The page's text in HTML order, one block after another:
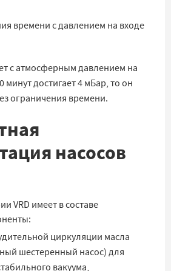
времени с давлением на входе
с атмосферным давлением на
минут достигает 4 мБар, то он
ограничения времени.
насосов
VRD имеет в составе
циркуляции масла
шестеренный насос) для
вакуума,